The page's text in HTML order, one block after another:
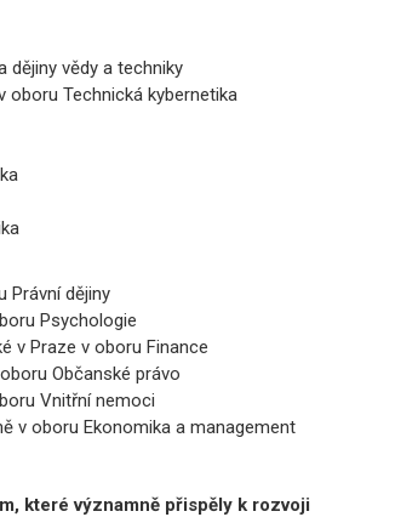
dějiny vědy a techniky
oboru Technická kybernetika
Právní dějiny
Psychologie
v Praze v oboru Finance
Občanské právo
Vnitřní nemoci
v oboru Ekonomika a management
které významně přispěly k rozvoji